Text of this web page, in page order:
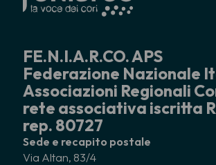
FE.N.I.A.R.CO. APS
Federazione Nazionale
Associazioni Regionali
rete associativa iscritta
rep. 80727
Sede e recapito postale
Via Altan, 83/4